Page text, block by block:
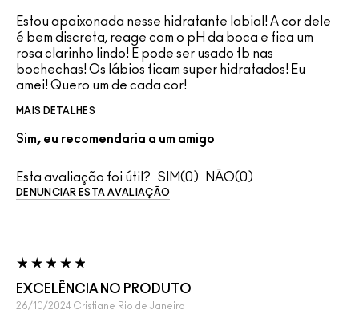
Estou apaixonada nesse hidratante labial! A cor dele
é bem discreta, reage com o pH da boca e fica um
rosa clarinho lindo! E pode ser usado tb nas
bochechas! Os lábios ficam super hidratados! Eu
amei! Quero um de cada cor!
MAIS DETALHES
Sim, eu recomendaria a um amigo
Esta avaliação foi útil? 0 0
DENUNCIAR ESTA AVALIAÇÃO
EXCELÊNCIA NO PRODUTO
26/10/2024 Cristiane Rio de Janeiro